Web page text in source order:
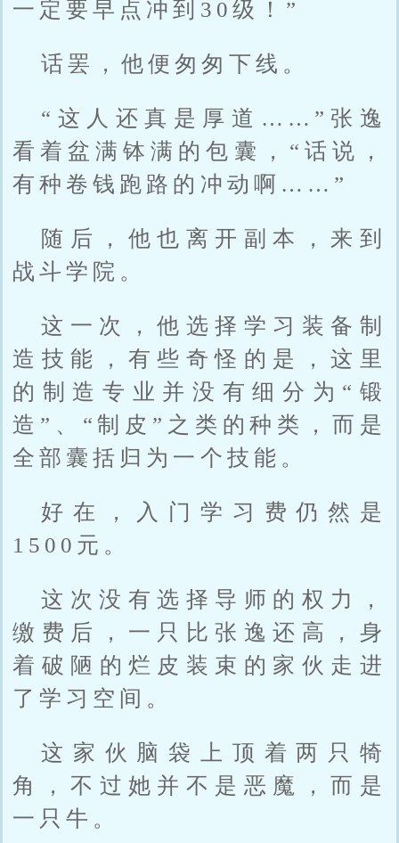
一定要早点冲到30级！”
话罢，他便匆匆下线。
“这人还真是厚道……”张逸
看着盆满钵满的包囊，“话说，
有种卷钱跑路的冲动啊……”
随后，他也离开副本，来到
战斗学院。
这一次，他选择学习装备制
造技能，有些奇怪的是，这里
的制造专业并没有细分为“锻
造”、“制皮”之类的种类，而是
全部囊括归为一个技能。
好在，入门学习费仍然是
1500元。
这次没有选择导师的权力，
缴费后，一只比张逸还高，身
着破陋的烂皮装束的家伙走进
了学习空间。
这家伙脑袋上顶着两只犄
角，不过她并不是恶魔，而是
一只牛。